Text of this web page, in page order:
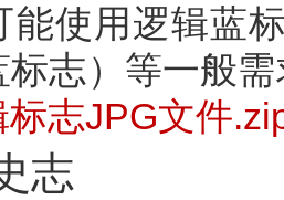
能使用逻辑蓝
志） 等一般
标志JPG文件
志